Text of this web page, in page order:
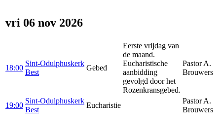
vri 06 nov 2026
18:00
Sint-Odulphuskerk
Best
Gebed
Eerste vrijdag van
de maand.
Eucharistische
aanbidding
gevolgd door het
Rozenkransgebed.
Pastor A.
Brouwers
19:00
Sint-Odulphuskerk
Best
Eucharistie
Pastor A.
Brouwers